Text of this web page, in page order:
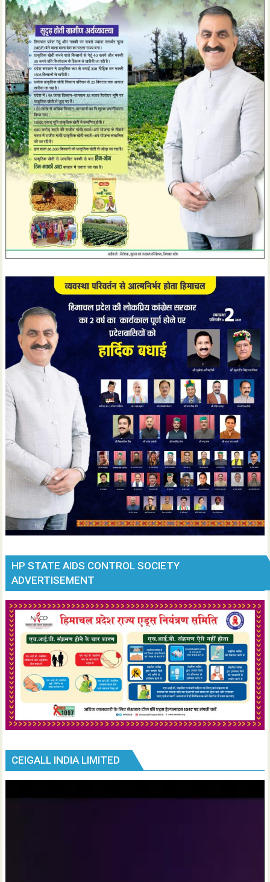
HP STATE AIDS CONTROL SOCIETY
ADVERTISEMENT
CEIGALL INDIA LIMITED